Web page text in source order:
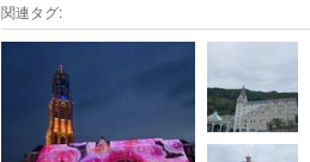
関連タグ: